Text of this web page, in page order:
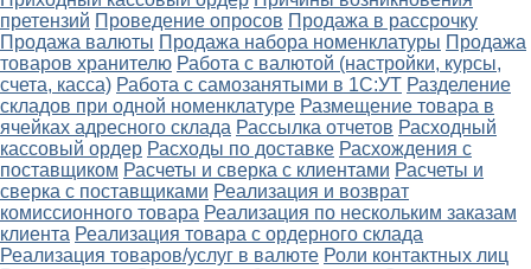
претензий Проведение опросов Продажа в рассрочку
Продажа валюты Продажа набора номенклатуры Продажа
товаров хранителю Работа с валютой (настройки, курсы,
счета, касса) Работа с самозанятыми в 1С:УТ Разделение
складов при одной номенклатуре Размещение товара в
ячейках адресного склада Рассылка отчетов Расходный
кассовый ордер Расходы по доставке Расхождения с
поставщиком Расчеты и сверка с клиентами Расчеты и
сверка с поставщиками Реализация и возврат
комиссионного товара Реализация по нескольким заказам
клиента Реализация товара с ордерного склада
Реализация товаров/услуг в валюте Роли контактных лиц